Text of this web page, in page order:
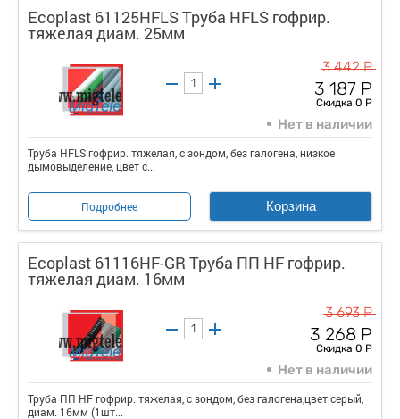
Ecoplast 61125HFLS Труба HFLS гофрир.
тяжелая диам. 25мм
3 442 Р
3 187 Р
Скидка 0 Р
Нет в наличии
Труба HFLS гофрир. тяжелая, с зондом, без галогена, низкое
дымовыделение, цвет с...
Подробнее Корзина
Ecoplast 61116HF-GR Труба ПП HF гофрир.
тяжелая диам. 16мм
3 693 Р
3 268 Р
Скидка 0 Р
Нет в наличии
Труба ПП HF гофрир. тяжелая, с зондом, без галогена,цвет серый,
диам. 16мм (1шт...